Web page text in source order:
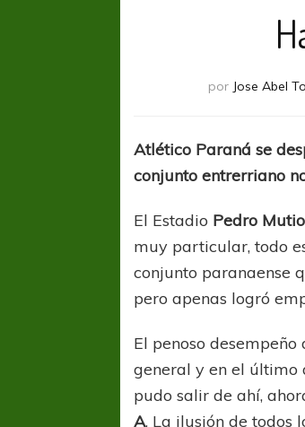
por Jose Abel
Atlético Paraná se
conjunto entrerriano
El Estadio Pedro Mutio
muy particular, todo
conjunto paranaense
pero apenas logró
El penoso desempeño
general y en el último
pudo salir de ahí,
A. La ilusión de todos